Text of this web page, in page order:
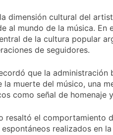
Gobierno debió
eliminar otro capítulo
Incidentes frente al
Congreso durante la
protesta contra la
Ley de Propiedad
Privada: hubo
enfrentamientos
2 Días Atrás
La Fiscalía rechazó el
suspender el juicio
contra Pity Alvarez
2 Días Atrás
67 barrios full LED en
Florencio Varela
El temporal se
despide del AMBA:
dimensión cultural del
al mundo de la música. En
de la cultura popular
de seguidores.
que la
muerte del músico, una
como señal de homenaje
resaltó el
realizados en